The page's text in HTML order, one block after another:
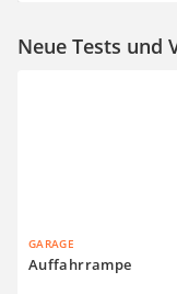
Neue Tests und
GARAGE
Auffahrrampe